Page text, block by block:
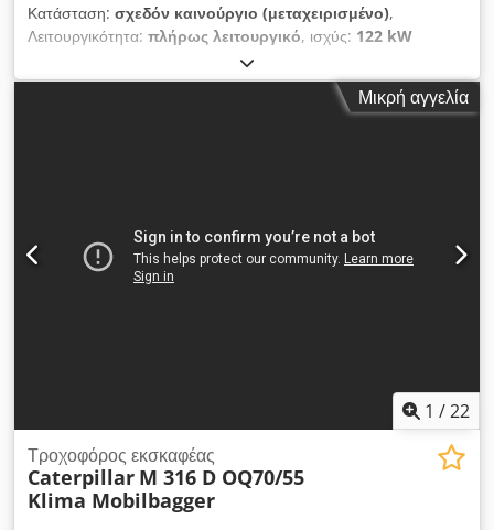
Κατάσταση: σχεδόν καινούργιο (μεταχειρισμένο),
Λειτουργικότητα: πλήρως λειτουργικό, ισχύς: 122 kW
, Έτος κατασκευής:
3.800 h, Εξοπλισμός:κλιματισμός, * 3.800 ώρες λειτουργίας
* Μονός βραχίονας * Υποστήριξη ασπίδας * Κλιματισμός *
Μικρή αγγελία
1 /22
Τροχοφόρος εκσκαφέας
Caterpillar M 316 D OQ70/55
Klima Mobilbagger